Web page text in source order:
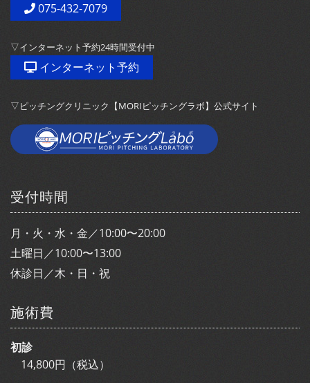
075-432-7079
▽インターネット予約24時間受付中
インターネット予約
▽ピッチングクリニック【MORIピッチングラボ】公式サイト
受付時間
月・火・水・金／10:00〜20:00
土曜日／10:00〜13:00
休診日／木・日・祝
施術費
初診
14,800円（税込）